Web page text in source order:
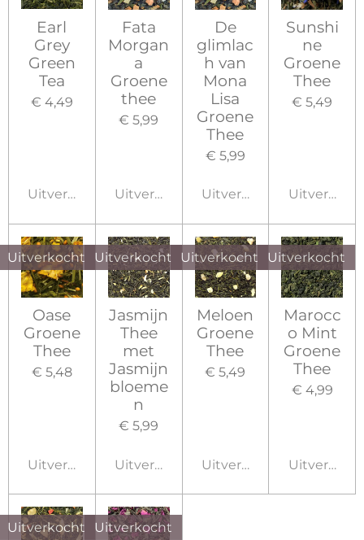
Earl
Grey
Green
Tea
€ 4,49
Uitverkocht
Fata
Morgan
a
Groene
thee
€ 5,99
Uitverkocht
De
glimlac
h van
Mona
Lisa
Groene
Thee
€ 5,99
Uitverkocht
Sunshi
ne
Groene
Thee
€ 5,49
Uitverkocht
Oase
Groene
Thee
€ 5,48
Uitverkocht
Uitverkocht
Jasmijn
Thee
met
Jasmijn
bloeme
n
€ 5,99
Uitverkocht
Uitverkocht
Meloen
Groene
Thee
€ 5,49
Uitverkocht
Uitverkocht
Marocc
o Mint
Groene
Thee
€ 4,99
Uitverkocht Uitverkocht